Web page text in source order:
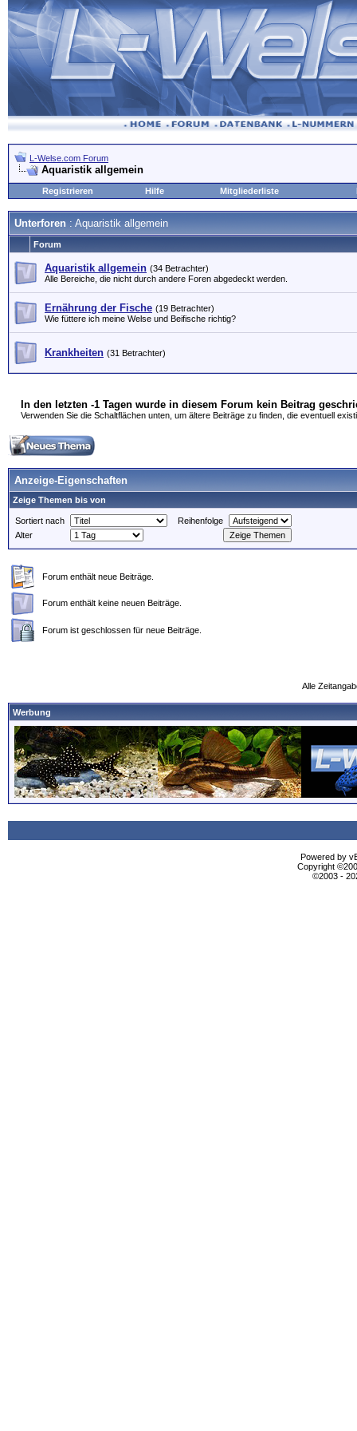
L-Welse.com Forum
Aquaristik allgemein
Registrieren Hilfe Mitgliederliste
Unterforen : Aquaristik allgemein
Forum
Aquaristik allgemein (34 Betrachter)
Alle Bereiche, die nicht durch andere Foren abgedeckt werden.
Ernährung der Fische (19 Betrachter)
Wie füttere ich meine Welse und Beifische richtig?
Krankheiten (31 Betrachter)
In den letzten -1 Tagen wurde in diesem Forum kein Beitrag
Verwenden Sie die Schaltflächen unten, um ältere Beiträge zu finden, die eventuell
Anzeige-Eigenschaften
Zeige Themen bis von
Sortiert nach
Reihenfolge
Alter
Forum enthält neue Beiträge.
Forum enthält keine neuen Beiträge.
Forum ist geschlossen für neue Beiträge.
Alle
Werbung
Powered by
Copyright
©2003 -